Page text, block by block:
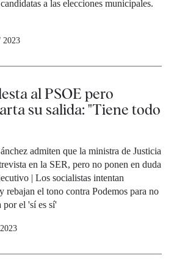
a las elecciones municipales.
2023
al PSOE pero
su salida: "Tiene todo
admiten que la ministra de Justicia
en la SER, pero no ponen en duda
| Los socialistas intentan
rebajan el tono contra Podemos para no
por el 'sí es sí'